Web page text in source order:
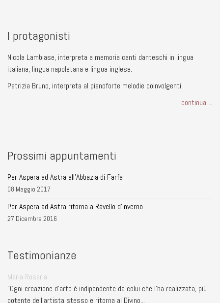
I protagonisti
Nicola Lambiase, interpreta a memoria canti danteschi in lingua
italiana, lingua napoletana e lingua inglese.
Patrizia Bruno, interpreta al pianoforte melodie coinvolgenti.
continua ...
Prossimi appuntamenti
Per Aspera ad Astra all'Abbazia di Farfa
08 Maggio 2017
Per Aspera ad Astra ritorna a Ravello d'inverno
27 Dicembre 2016
Testimonianze
Maria Rosaria
"Ogni creazione d'arte è indipendente da colui che l'ha realizzata, più
potente dell'artista stesso e ritorna al Divino...